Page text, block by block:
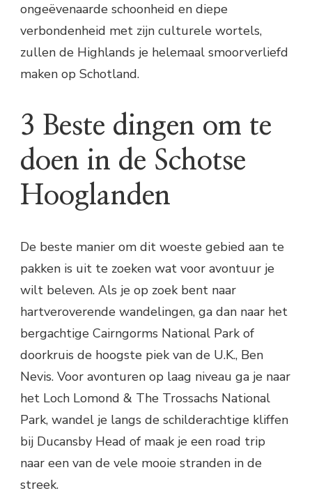
ongeëvenaarde schoonheid en diepe
verbondenheid met zijn culturele wortels,
zullen de Highlands je helemaal smoorverliefd
maken op Schotland.
3 Beste dingen om te
doen in de Schotse
Hooglanden
De beste manier om dit woeste gebied aan te
pakken is uit te zoeken wat voor avontuur je
wilt beleven. Als je op zoek bent naar
hartveroverende wandelingen, ga dan naar het
bergachtige Cairngorms National Park of
doorkruis de hoogste piek van de U.K., Ben
Nevis. Voor avonturen op laag niveau ga je naar
het Loch Lomond & The Trossachs National
Park, wandel je langs de schilderachtige kliffen
bij Ducansby Head of maak je een road trip
naar een van de vele mooie stranden in de
streek.